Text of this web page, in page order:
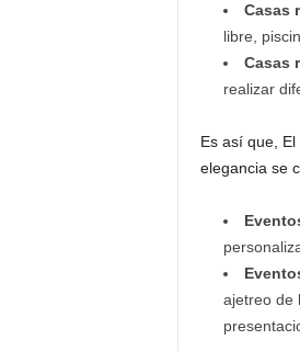
Casas
libre,
Casas
realizar
Es así que,
elegancia se
ajetreo de